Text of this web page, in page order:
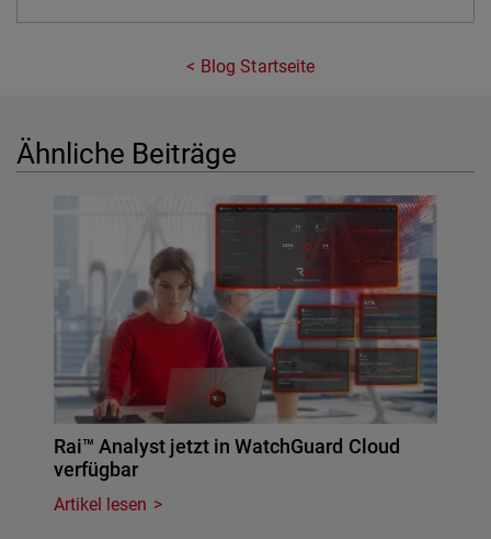
Blog Startseite
Ähnliche Beiträge
Rai™ Analyst jetzt in WatchGuard Cloud
verfügbar
Artikel lesen